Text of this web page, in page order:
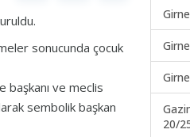
sonucunda çocuk
başkanı ve meclis
sembolik başkan
20/